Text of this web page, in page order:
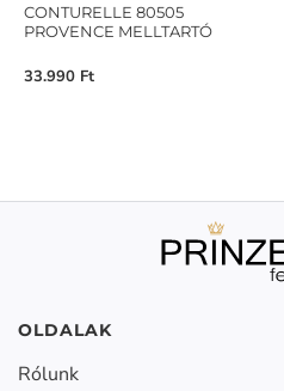
CONTURELLE 80505
PROVENCE MELLTARTÓ
33.990 Ft
OLDALAK
Rólunk